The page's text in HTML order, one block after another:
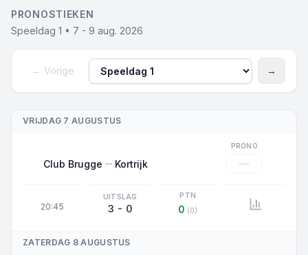
PRONOSTIEKEN
Speeldag 1 • 7 - 9 aug. 2026
← Vorige
→
VRIJDAG 7 AUGUSTUS
20:45
Club Brugge Kortrijk
PRONO
—
UITSLAG
3 - 0
PTN
0 (0)
ZATERDAG 8 AUGUSTUS